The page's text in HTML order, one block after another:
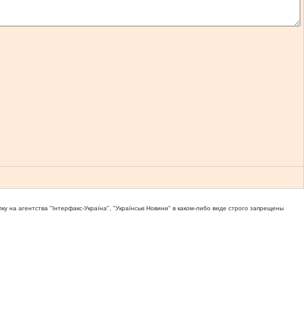
агентства "Iнтерфакс-Україна", "Українськi Новини" в каком-либо виде строго запрещены